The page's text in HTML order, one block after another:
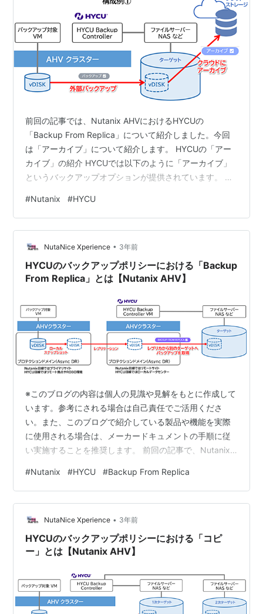
前回の記事では、Nutanix AHVにおけるHYCUの
「Backup From Replica」について紹介しました。今回
は「アーカイブ」について紹介します。 HYCUの「アー
カイブ」の紹介 HYCUでは以下のように「アーカイブ」
というバックアップオプションが提供されています。 こ
に紹介されています。 <アーカイブ>長期保管目的でデー
タを保存できます。 <引用元>HYCUユーザーガイド > カ
スタムポリシーの作成
https://download.hycu.com/ec/v4.7.1/help/ja/HYCU_Us
erGuide.pdf#pag…
#Nutanix #HYCU
NutaNice Xperience • 3年前
HYCUのバックアップポリシーにおける「Backup
From Replica」とは【Nutanix AHV】
※このブログの内容は個人の見識や見解をもとに作成して
います。参考にされる場合は自己責任でご活用くださ
い。また、このブログで紹介している製品や機能を実際
に使用される場合は、メーカードキュメントの手順に従
い実施することを推奨します。 前回の記事で、Nutanix
今回は「Backup From Replica」について紹介します。
HYCUでは以下のように「Backup From Replica」という
バックアップオプションが提供されています。 このオプ
ションは、メーカードキュメントでは以下のように紹介
されています。 <Backup from…
#Nutanix #HYCU #Backup From Replica
NutaNice Xperience • 3年前
HYCUのバックアップポリシーにおける「コピ
ー」とは【Nutanix AHV】